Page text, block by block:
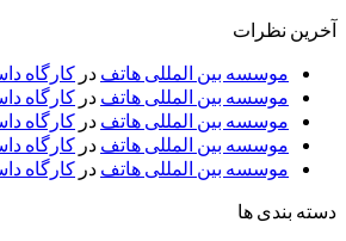
آخرین نظرات
موسسه بین المللی هاتف در کارگاه
موسسه بین المللی هاتف در کارگاه
موسسه بین المللی هاتف در کارگاه
موسسه بین المللی هاتف در کارگاه
موسسه بین المللی هاتف در کارگاه
دسته بندی ها